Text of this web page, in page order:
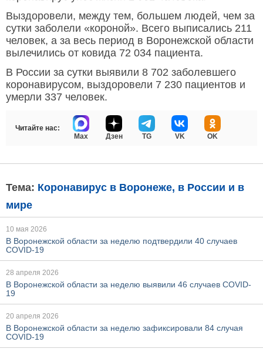
Выздоровели, между тем, большем людей, чем за
сутки заболели «короной». Всего выписались 211
человек, а за весь период в Воронежской области
вылечились от ковида 72 034 пациента.
В России за сутки выявили 8 702 заболевшего
коронавирусом, выздоровели 7 230 пациентов и
умерли 337 человек.
Читайте нас:
Max
Дзен TG VK OK
Тема: Коронавирус в Воронеже, в России и в
мире
10 мая 2026
В Воронежской области за неделю подтвердили 40 случаев
COVID-19
28 апреля 2026
В Воронежской области за неделю выявили 46 случаев COVID-
19
20 апреля 2026
В Воронежской области за неделю зафиксировали 84 случая
COVID-19